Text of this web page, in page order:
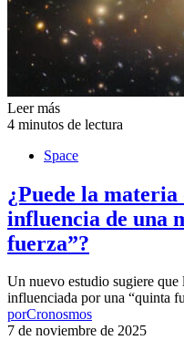
Leer más
4 minutos de lectura
Space
¿Puede la
influencia de una
fuerza”?
Un nuevo estudio sugiere que
influenciada por una “quinta
porCronosmos
7 de noviembre de 2025